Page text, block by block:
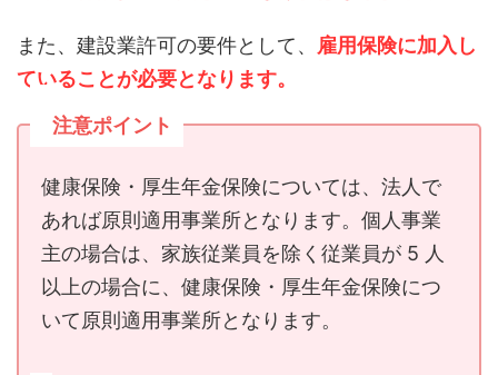
また、建設業許可の要件として、 雇用保険に加入し
ていることが必要となります。
注意ポイント
健康保険・厚生年金保険については、法人で
あれば原則適用事業所となります。個人事業
主の場合は、家族従業員を除く従業員が 5 人
以上の場合に、健康保険・厚生年金保険につ
いて原則適用事業所となります。